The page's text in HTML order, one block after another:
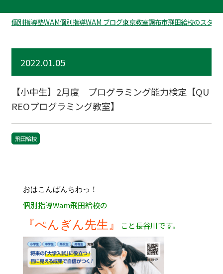
個別指導塾WAM個別指導WAM ブログ東京教室調布市飛田給校のスタッ
2022.01.05
【小中生】2月度 プログラミング能力検定【QU
REOプログラミング教室】
飛田給校
おはこんばんちわっ！
個別指導Wam飛田給校の
『ぺんぎん先生』 こと長谷川です。